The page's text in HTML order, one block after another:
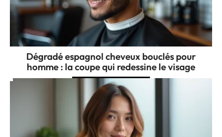
Dégradé espagnol cheveux bouclés pour
homme : la coupe qui redessine le visage